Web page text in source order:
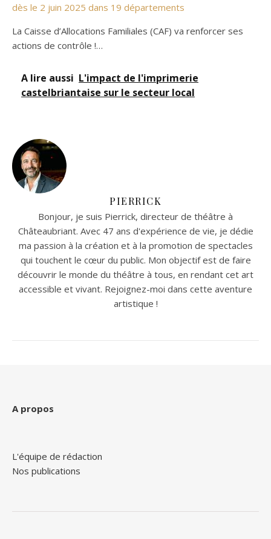
dès le 2 juin 2025 dans 19 départements
La Caisse d’Allocations Familiales (CAF) va renforcer ses
actions de contrôle !…
A lire aussi L'impact de l'imprimerie
castelbriantaise sur le secteur local
PIERRICK
Bonjour, je suis Pierrick, directeur de théâtre à
Châteaubriant. Avec 47 ans d'expérience de vie, je dédie
ma passion à la création et à la promotion de spectacles
qui touchent le cœur du public. Mon objectif est de faire
découvrir le monde du théâtre à tous, en rendant cet art
accessible et vivant. Rejoignez-moi dans cette aventure
artistique !
A propos
L'équipe de rédaction
Nos publications